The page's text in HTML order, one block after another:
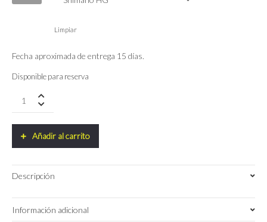
Limpiar
Fecha aproximada de entrega 15 días.
Disponible para reserva
Foundation
Innerdrive
Añadir al carrito
Descripción
Información adicional